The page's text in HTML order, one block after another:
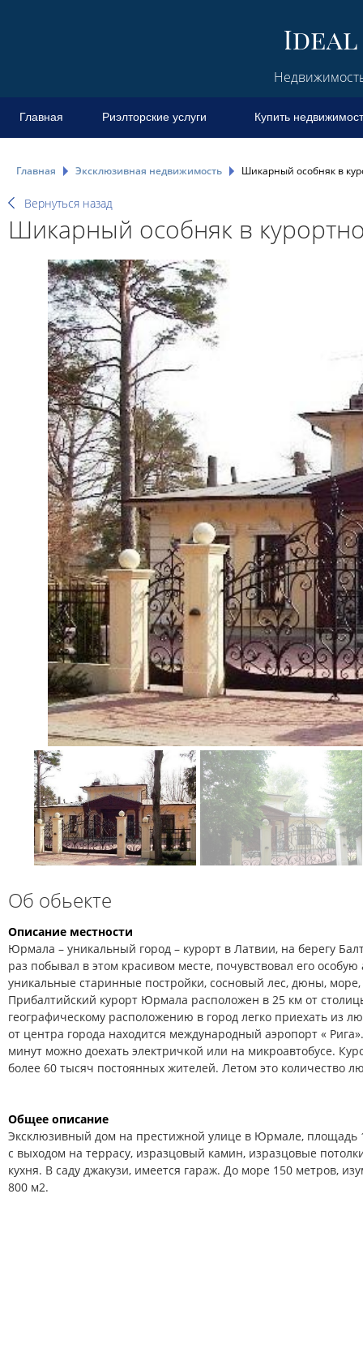
Главная Риэлторские услуги Купить
Главная Эксклюзивная недвижимость Шикарный особняк в
Вернуться назад
Шикарный особняк в
Об обьекте
Описание местности
Юрмала – уникальный город – курорт в Латвии, на берегу
раз побывал в этом красивом месте, почувствовал его
уникальные старинные постройки, сосновый лес, дюны,
Прибалтийский курорт Юрмала расположен в 25 км от
географическому расположению в город легко приехать из
от центра города находится международный аэропорт «
минут можно доехать электричкой или на микроавтобусе.
более 60 тысяч постоянных жителей. Летом это количество
Общее описание
Эксклюзивный дом на престижной улице в Юрмале, площадь
с выходом на террасу, изразцовый камин, изразцовые
кухня. В саду джакузи, имеется гараж. До море 150 метров,
800 м2.